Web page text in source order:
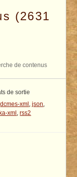
(2631
de contenus
de sortie
dcmes-xml ,json,
xml ,rss2